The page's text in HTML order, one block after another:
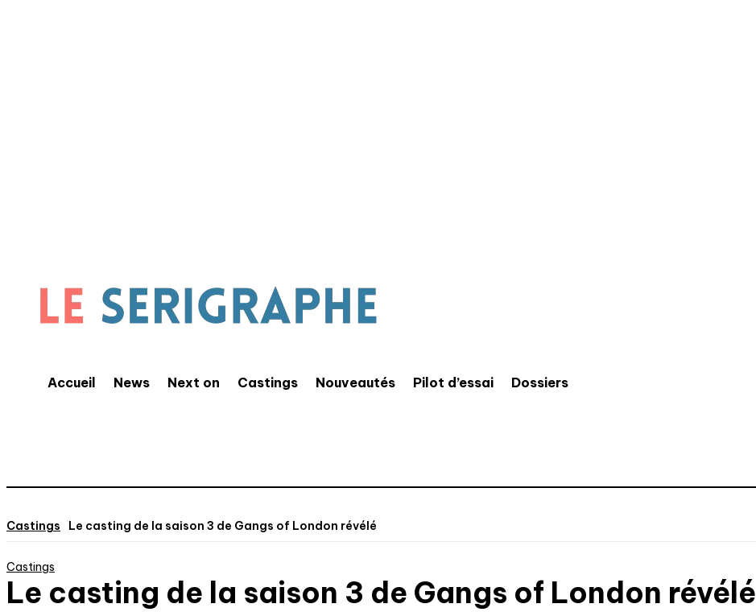
Accueil News Next on Castings Nouveautés Pilot d’essai Dossiers
Castings Le casting de la saison 3 de Gangs of London révélé
Castings
Le casting de la saison 3 de Gangs of London révélé